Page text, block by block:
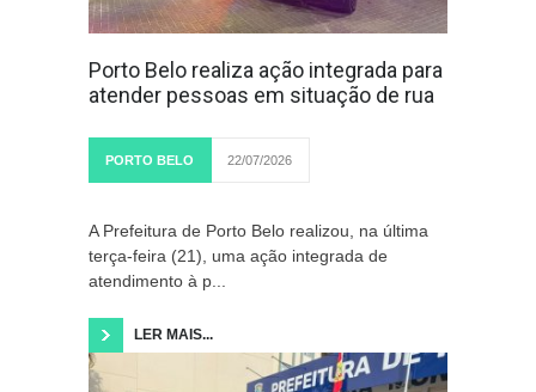
Porto Belo realiza ação integrada para
atender pessoas em situação de rua
PORTO BELO 22/07/2026
A Prefeitura de Porto Belo realizou, na última
terça-feira (21), uma ação integrada de
atendimento à p...
LER MAIS...